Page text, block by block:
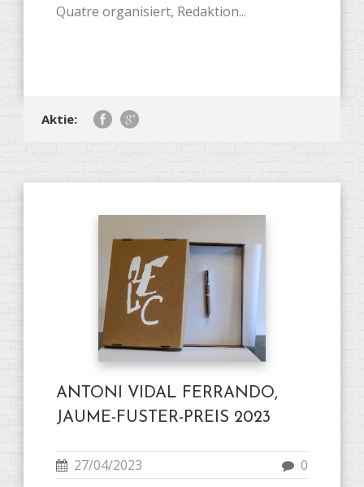
Quatre organisiert, Redaktion...
Aktie:
ANTONI VIDAL FERRANDO,
JAUME-FUSTER-PREIS 2023
27/04/2023 0